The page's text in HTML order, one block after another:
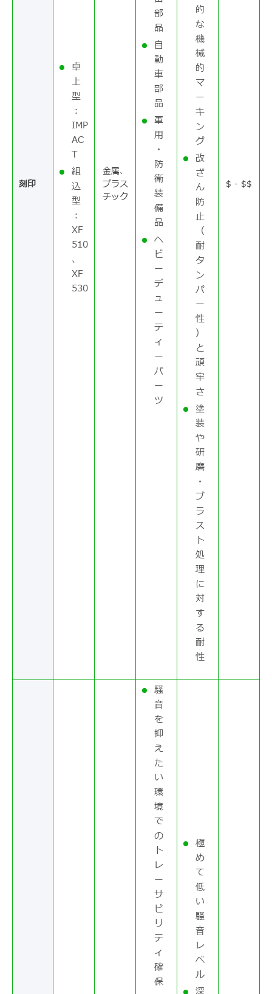
刻印
卓
上
型
：
IMP
AC
T
組
込
型
：
XF
510
、
XF
530
金属、
プラス
チック
部
品
自
動
車
部
品
軍
用
・
防
衛
装
備
品
ヘ
ビ
ー
デ
ュ
ー
テ
ィ
ー
パ
ー
ツ
的
な
機
械
的
マ
ー
キ
ン
グ
改
ざ
ん
防
止
（
耐
タ
ン
パ
ー
性
）
と
頑
牢
さ
塗
装
や
研
磨
・
ブ
ラ
ス
ト
処
理
に
対
す
る
耐
性
$ - $$
騒
音
を
抑
え
た
い
環
境
で
の
ト
レ
ー
サ
ビ
リ
テ
ィ
確
保
極
め
て
低
い
騒
音
レ
ベ
ル